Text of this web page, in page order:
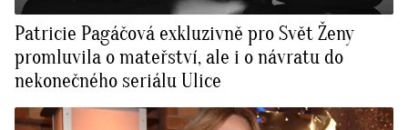
Patricie Pagáčová exkluzivně pro Svět Ženy
promluvila o mateřství, ale i o návratu do
nekonečného seriálu Ulice